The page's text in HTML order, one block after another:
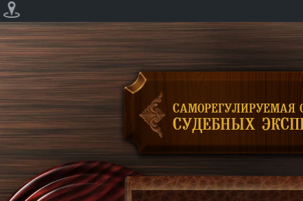
САМОРЕГУЛИРУЕМАЯ
СУДЕБНЫХ